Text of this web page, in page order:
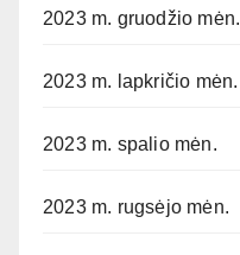
2023 m. gruodžio mėn.
2023 m. lapkričio mėn.
2023 m. spalio mėn.
2023 m. rugsėjo mėn.